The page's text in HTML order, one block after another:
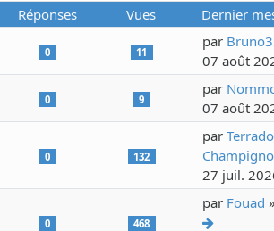
Réponses Vues
Dernier
0 11
par
07 août
0 9
par
07 août
0 132
par
27 juil.
0 468
par Fouad
Voir le